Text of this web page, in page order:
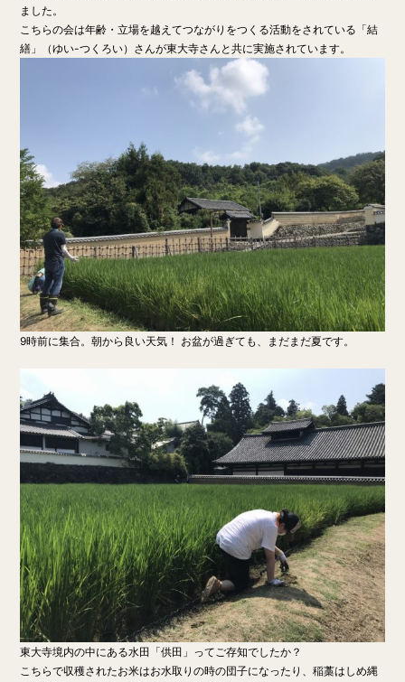
ました。
こちらの会は年齢・立場を越えてつながりをつくる活動をされている「結
繕」（ゆい-つくろい）さんが東大寺さんと共に実施されています。
9時前に集合。朝から良い天気！ お盆が過ぎても、まだまだ夏です。
東大寺境内の中にある水田「供田」ってご存知でしたか？
こちらで収穫されたお米はお水取りの時の団子になったり、稲藁はしめ縄